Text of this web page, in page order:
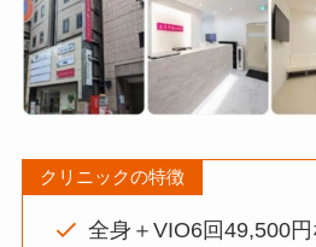
クリニックの特徴
全身＋VIO6回49,500